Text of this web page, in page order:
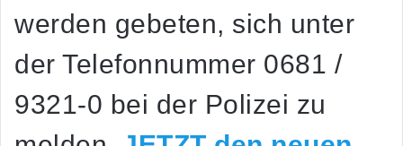
werden gebeten, sich unter
der Telefonnummer 0681 /
9321-0 bei der Polizei zu